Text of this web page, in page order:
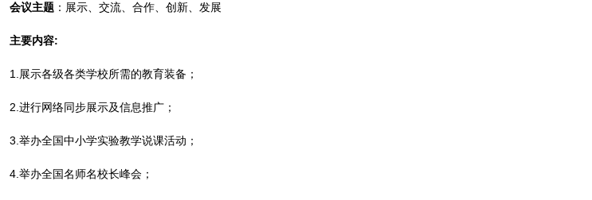
会议主题 ：展示、交流、合作、创新、发展
主要内容:
1.展示各级各类学校所需的教育装备；
2.进行网络同步展示及信息推广；
3.举办全国中小学实验教学说课活动；
4.举办全国名师名校长峰会；